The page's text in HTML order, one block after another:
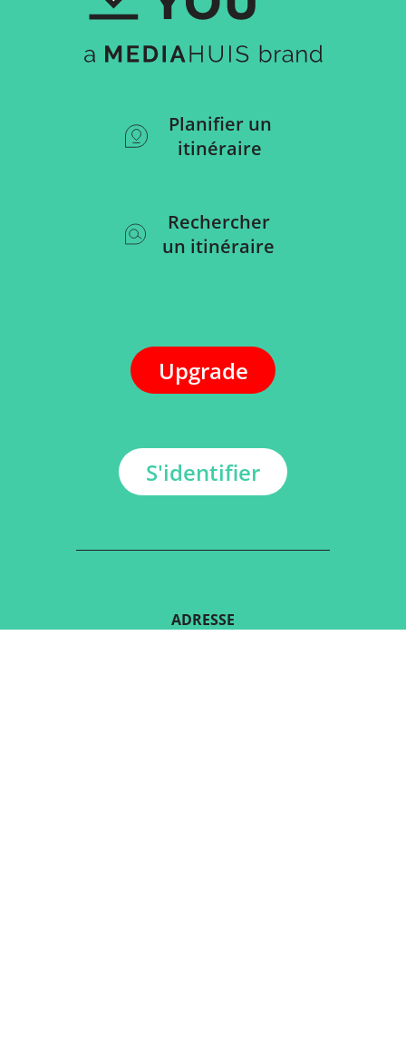
Planifier un
itinéraire
Rechercher
un itinéraire
Upgrade
S'identifier
ADRESSE